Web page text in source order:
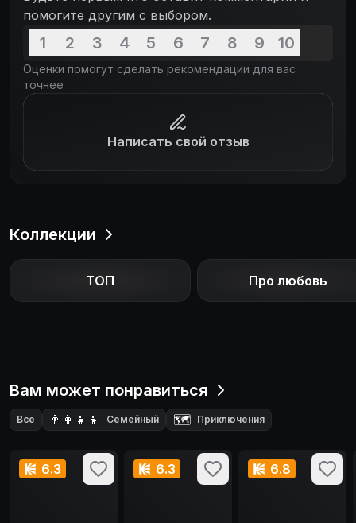
помогите другим с выбором.
1 2 3 4 5 6 7 8 9 10
Оценки помогут сделать рекомендации для вас
точнее
Написать свой отзыв
Коллекции
ТОП Про любовь
Вам может понравиться
Все 👨‍👩‍👧‍👦 Семейный 🗺️ Приключения
6.3 6.3 6.8